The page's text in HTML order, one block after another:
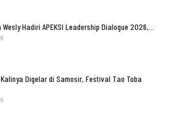
Hadiri APEKSI Leadership Dialogue 2026,…
Digelar di Samosir, Festival Tao Toba